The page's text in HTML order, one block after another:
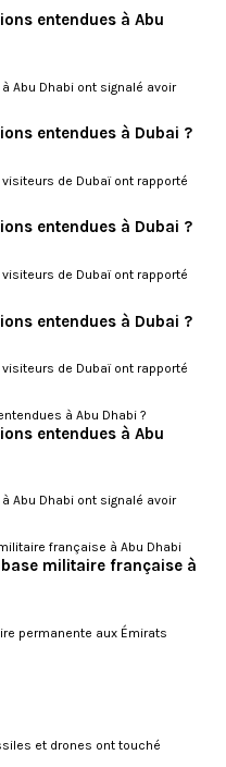
entendues à Abu
Abu Dhabi ont signalé avoir
entendues à Dubai ?
de Dubaï ont rapporté
entendues à Dubai ?
de Dubaï ont rapporté
entendues à Dubai ?
de Dubaï ont rapporté
entendues à Abu
Abu Dhabi ont signalé avoir
militaire française à
permanente aux Émirats
et drones ont touché